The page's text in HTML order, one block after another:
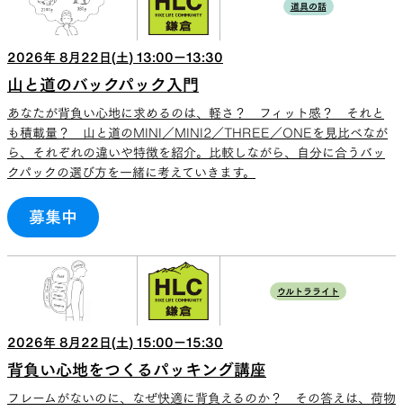
道具の話
2026年 8 月 22 日(土) 13:00ー13:30
山と道のバックパック入門
あなたが背負い心地に求めるのは、軽さ？ フィット感？ それと
も積載量？ 山と道のMINI／MINI2／THREE／ONEを見比べなが
ら、それぞれの違いや特徴を紹介。比較しながら、自分に合うバッ
クパックの選び方を一緒に考えていきます。
募集中
ウルトラライト
2026年 8 月 22 日(土) 15:00ー15:30
背負い心地をつくるパッキング講座
フレームがないのに、なぜ快適に背負えるのか？ その答えは、荷物